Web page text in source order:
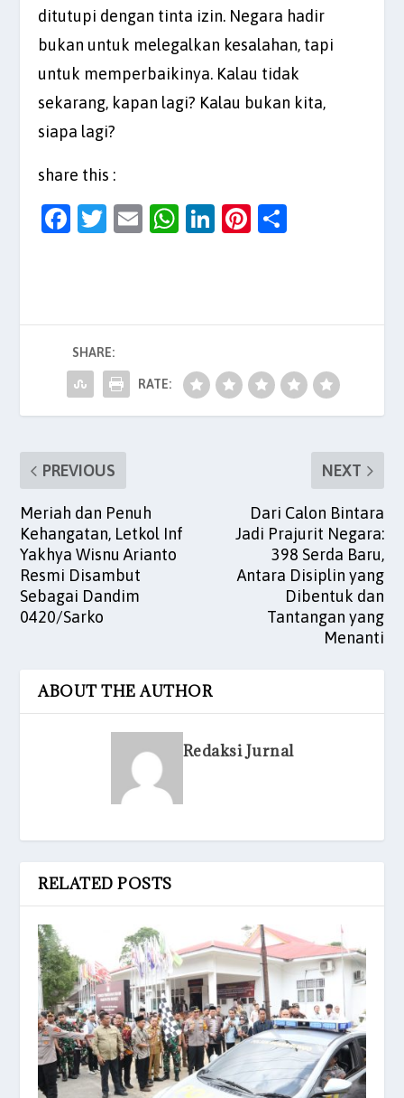
ditutupi dengan tinta izin. Negara hadir
bukan untuk melegalkan kesalahan, tapi
untuk memperbaikinya. Kalau tidak
sekarang, kapan lagi? Kalau bukan kita,
siapa lagi?
share this :
F
b
o
o
k
T
E
W
A
p
p
Li
dI
n
Pi
t
SHARE:
RATE:
PREVIOUS
Meriah dan Penuh
Kehangatan, Letkol Inf
Yakhya Wisnu Arianto
Resmi Disambut
Sebagai Dandim
0420/Sarko
NEXT
Dari Calon Bintara
Jadi Prajurit Negara:
398 Serda Baru,
Antara Disiplin yang
Dibentuk dan
Tantangan yang
Menanti
ABOUT THE AUTHOR
Redaksi Jurnal
RELATED POSTS